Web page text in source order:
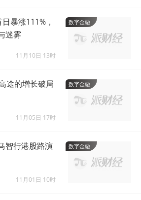
数字金融
暴涨111%，
迷雾
11月10日 13时
数字金融
途的增长破局
11月05日 17时
数字金融
智行港股路演
11月01日 10时